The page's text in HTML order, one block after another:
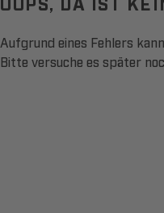
Aufgrund eines Fehlers
Bitte versuche es später